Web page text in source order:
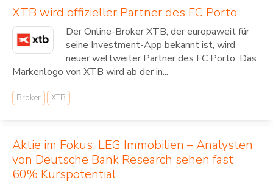
XTB wird offizieller Partner des FC Porto
Der Online-Broker XTB, der europaweit für
seine Investment-App bekannt ist, wird
neuer weltweiter Partner des FC Porto. Das
Markenlogo von XTB wird ab der in...
Broker XTB
Aktie im Fokus: LEG Immobilien – Analysten
von Deutsche Bank Research sehen fast
60% Kurspotential